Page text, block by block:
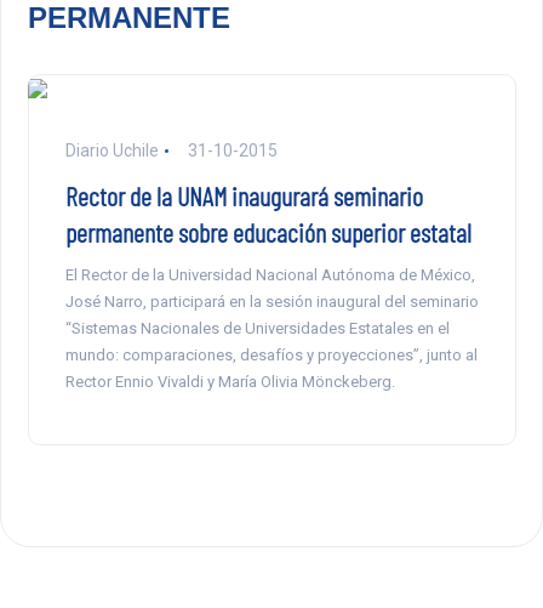
PERMANENTE
Diario Uchile 31-10-2015
Rector de la UNAM inaugurará seminario
permanente sobre educación superior estatal
El Rector de la Universidad Nacional Autónoma de México,
José Narro, participará en la sesión inaugural del seminario
“Sistemas Nacionales de Universidades Estatales en el
mundo: comparaciones, desafíos y proyecciones”, junto al
Rector Ennio Vivaldi y María Olivia Mönckeberg.